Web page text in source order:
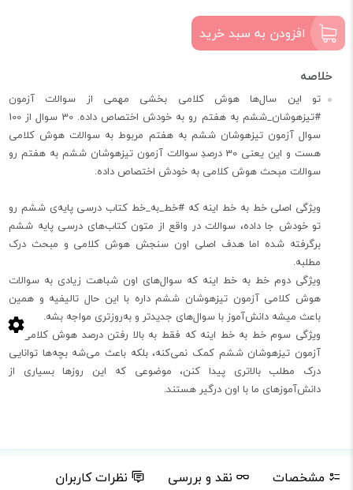
افزودن به سبد خرید
تو این سال‌ها هوش کلامی بخشی مهمی از سوالات آزمون
#تیزهوشان_ششم به هفتم رو به خودش اختصاص داده. 30 سوال از 100
سوال آزمون تیزهوشان ششم به هفتم مربوط به سوالات هوش کلامی
هست و این یعنی 30 درصدِ سوالات آزمون تیزهوشان ششم به هفتم رو
سوالات مبحث هوش کلامی به خودش اختصاص داده.
ویژگی اصلی خط به خط اینه که #خط_به_خط کتاب درسی پایه‌ی ششم رو
تو خودش جا داده، سوالات در واقع از متون کتاب‌های درسی پایه ششم
برگرفته شده اما هدف اصلی اون سنجش هوش کلامی و مبحث درک
مطلبه.
ویژگی دوم خط به خط اینه که سوال‌های اون شباهت زیادی به سوالات
هوش کلامی آزمون تیزهوشان ششم داره با این حال تالیفیه و همین
باعث میشه دانش‌آموز با سوال‌های جدیدتر و به‌روزتری مواجه بشه.
ویژگی سوم خط به خط اینه که فقط به بالا رفتن درصد هوش کلامی تو
آزمون تیزهوشان ششم کمک نمی‌کنه، بلکه باعث می‌شه بچه‌ها توانایی
درک مطلب بالاتری پیدا کنن، موضوعی که این روزها بسیاری از
دانش‌آموزهای ما با اون درگیر هستند.
مشخصات نقد و بررسی نظرات کاربران